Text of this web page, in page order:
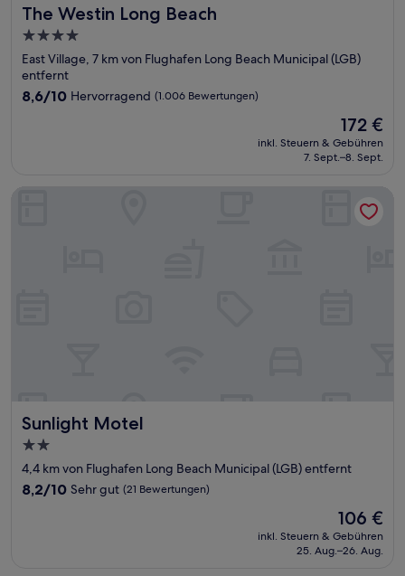
The Westin Long Beach
The Westin Long Beach
4.0-
Sterne-
Unterkunft
East Village, 7 km von Flughafen Long Beach Municipal (LGB)
entfernt
8.6
8,6/10 Hervorragend (1.006 Bewertungen)
Der
Preis
beträgt
172 €
inkl. Steuern & Gebühren
7. Sept.–8. Sept.
Sunlight Motel
Sunlight Motel
2.0-
Sterne-
Unterkunft
4,4 km von Flughafen Long Beach Municipal (LGB) entfernt
8.2
8,2/10 Sehr gut (21 Bewertungen)
Der
Preis
beträgt
106 €
inkl. Steuern & Gebühren
25. Aug.–26. Aug.
Sunlight Motel